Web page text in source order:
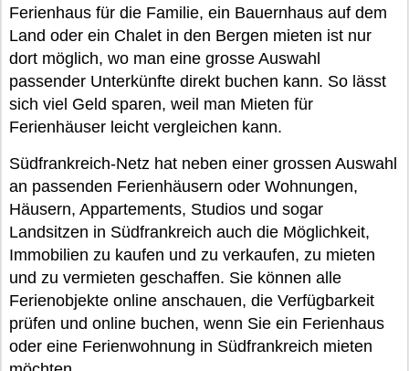
Ferienhaus für die Familie, ein Bauernhaus auf dem
Land oder ein Chalet in den Bergen mieten ist nur
dort möglich, wo man eine grosse Auswahl
passender Unterkünfte direkt buchen kann. So lässt
sich viel Geld sparen, weil man Mieten für
Ferienhäuser leicht vergleichen kann.
Südfrankreich-Netz hat neben einer grossen Auswahl
an passenden Ferienhäusern oder Wohnungen,
Häusern, Appartements, Studios und sogar
Landsitzen in Südfrankreich auch die Möglichkeit,
Immobilien zu kaufen und zu verkaufen, zu mieten
und zu vermieten geschaffen. Sie können alle
Ferienobjekte online anschauen, die Verfügbarkeit
prüfen und online buchen, wenn Sie ein Ferienhaus
oder eine Ferienwohnung in Südfrankreich mieten